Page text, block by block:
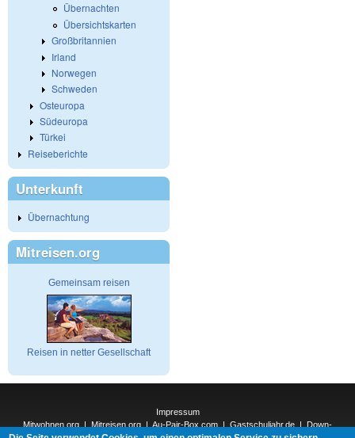
Übernachten
Übersichtskarten
Großbritannien
Irland
Norwegen
Schweden
Osteuropa
Südeuropa
Türkei
Reiseberichte
Unterkunft
Übernachtung
Mitreisen.org
Gemeinsam reisen
Reisen in netter Gesellschaft
Impressum
Mitwohnen.org|Mitreisen.org|Au-Pair-Box.com|Gastschuljahr.de|Down-